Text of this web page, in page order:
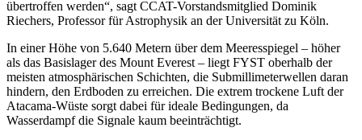
übertroffen werden“, sagt CCAT-Vorstandsmitglied Dominik
Riechers, Professor für Astrophysik an der Universität zu Köln.
In einer Höhe von 5.640 Metern über dem Meeresspiegel – höher
als das Basislager des Mount Everest – liegt FYST oberhalb der
meisten atmosphärischen Schichten, die Submillimeterwellen daran
hindern, den Erdboden zu erreichen. Die extrem trockene Luft der
Atacama-Wüste sorgt dabei für ideale Bedingungen, da
Wasserdampf die Signale kaum beeinträchtigt.